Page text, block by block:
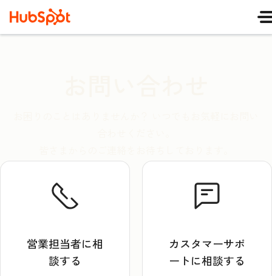
営業担当者に相
談する
カスタマーサポ
ートに相談する